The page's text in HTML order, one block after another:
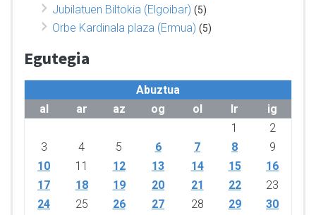
Jubilatuen Biltokia (Elgoibar) (5)
Orbe Kardinala plaza (Ermua) (5)
Egutegia
Abuztua
al
ar az og ol lr
ig
1
2
3
4 5 6 7 8
9
10
11 12 13 14 15
16
17
18 19 20 21 22
23
24
25 26 27 28 29
30